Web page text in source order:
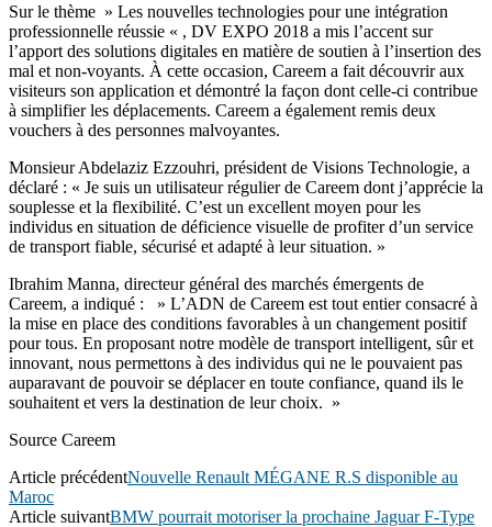
Sur le thème » Les nouvelles technologies pour une intégration
professionnelle réussie « , DV EXPO 2018 a mis l’accent sur
l’apport des solutions digitales en matière de soutien à l’insertion des
mal et non-voyants. À cette occasion, Careem a fait découvrir aux
visiteurs son application et démontré la façon dont celle-ci contribue
à simplifier les déplacements. Careem a également remis deux
vouchers à des personnes malvoyantes.
Monsieur Abdelaziz Ezzouhri, président de Visions Technologie, a
déclaré : « Je suis un utilisateur régulier de Careem dont j’apprécie la
souplesse et la flexibilité. C’est un excellent moyen pour les
individus en situation de déficience visuelle de profiter d’un service
de transport fiable, sécurisé et adapté à leur situation. »
Ibrahim Manna, directeur général des marchés émergents de
Careem, a indiqué : » L’ADN de Careem est tout entier consacré à
la mise en place des conditions favorables à un changement positif
pour tous. En proposant notre modèle de transport intelligent, sûr et
innovant, nous permettons à des individus qui ne le pouvaient pas
auparavant de pouvoir se déplacer en toute confiance, quand ils le
souhaitent et vers la destination de leur choix. »
Source Careem
Article précédentNouvelle Renault MÉGANE R.S disponible au
Maroc
Article suivantBMW pourrait motoriser la prochaine Jaguar F-Type